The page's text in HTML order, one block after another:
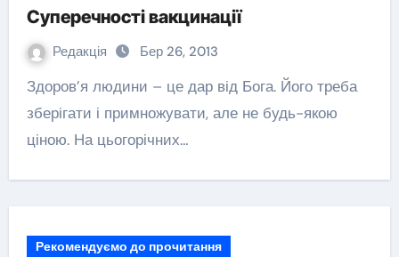
Суперечності вакцинації
Редакція Бер 26, 2013
Здоров’я людини – це дар від Бога. Його треба
зберігати і примножувати, але не будь-якою
ціною. На цьогорічних…
Рекомендуємо до прочитання